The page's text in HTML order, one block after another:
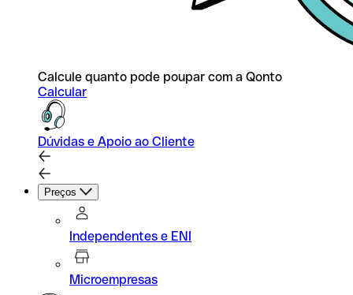
Calcule quanto pode poupar com a Qonto
Calcular
Dúvidas e Apoio ao Cliente
Preços
Independentes e ENI
Microempresas